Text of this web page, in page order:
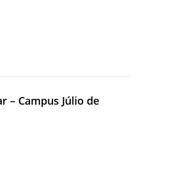
– Campus Júlio de